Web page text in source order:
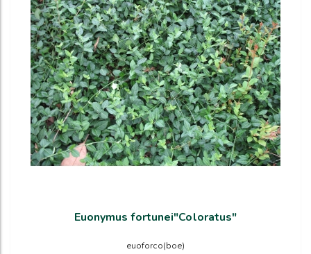
Euonymus fortunei"Coloratus"
euoforco(boe)